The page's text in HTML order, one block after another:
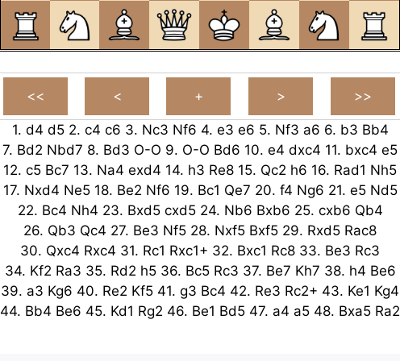
1. d4 d5 2. c4 c6 3. Nc3 Nf6 4. e3 e6 5. Nf3 a6 6. b3 Bb4
7. Bd2 Nbd7 8. Bd3 O-O 9. O-O Bd6 10. e4 dxc4 11. bxc4 e5
12. c5 Bc7 13. Na4 exd4 14. h3 Re8 15. Qc2 h6 16. Rad1 Nh5
17. Nxd4 Ne5 18. Be2 Nf6 19. Bc1 Qe7 20. f4 Ng6 21. e5 Nd5
22. Bc4 Nh4 23. Bxd5 cxd5 24. Nb6 Bxb6 25. cxb6 Qb4
26. Qb3 Qc4 27. Be3 Nf5 28. Nxf5 Bxf5 29. Rxd5 Rac8
30. Qxc4 Rxc4 31. Rc1 Rxc1+ 32. Bxc1 Rc8 33. Be3 Rc3
34. Kf2 Ra3 35. Rd2 h5 36. Bc5 Rc3 37. Be7 Kh7 38. h4 Be6
39. a3 Kg6 40. Re2 Kf5 41. g3 Bc4 42. Re3 Rc2+ 43. Ke1 Kg4
44. Bb4 Be6 45. Kd1 Rg2 46. Be1 Bd5 47. a4 a5 48. Bxa5 Ra2